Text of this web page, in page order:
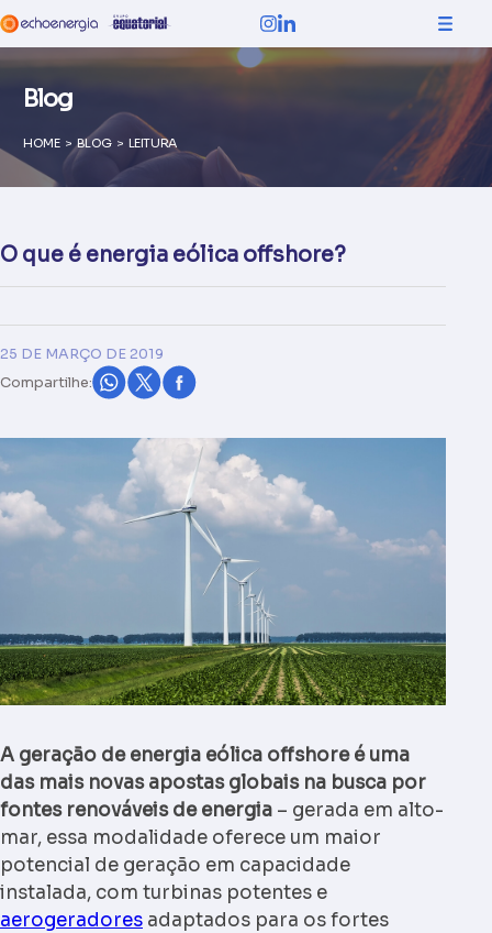
Blog
HOME > BLOG > LEITURA
O que é energia eólica offshore?
25 DE MARÇO DE 2019
Compartilhe:
A geração de energia eólica offshore é uma
das mais novas apostas globais na busca por
fontes renováveis de energia – gerada em alto-
mar, essa modalidade oferece um maior
potencial de geração em capacidade
instalada, com turbinas potentes e
aerogeradores adaptados para os fortes